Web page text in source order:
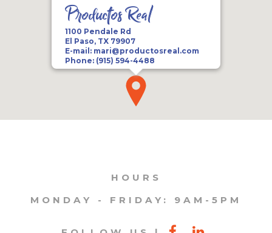
Productos Real
1100 Pendale Rd
El Paso, TX 79907
E-mail: mari@productosreal.com
Phone: (915) 594-4488
HOURS
MONDAY - FRIDAY: 9AM-5PM